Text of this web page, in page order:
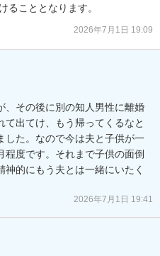
ることとなります。
2026年7月1日 19:09
、その後に別の知人男性に離婚
出てけ、もう帰ってくるなと
した。なので今は夫と子供が一
程度です。それまで子供の面倒
的にもう夫とは一緒にいたく
2026年7月1日 19:41